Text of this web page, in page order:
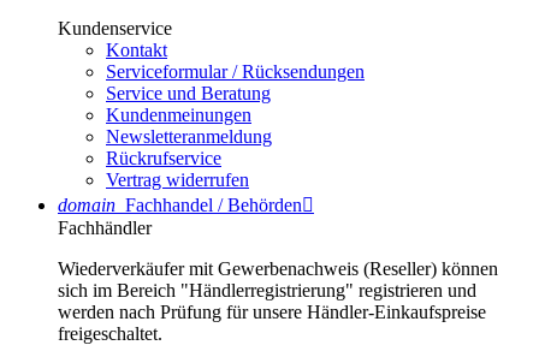
Kundenservice
Kontakt
Serviceformular / Rücksendungen
Service und Beratung
Kundenmeinungen
Newsletteranmeldung
Rückrufservice
Vertrag widerrufen
domain Fachhandel / Behörden
Fachhändler
Wiederverkäufer mit Gewerbenachweis (Reseller) können
sich im Bereich "Händlerregistrierung" registrieren und
werden nach Prüfung für unsere Händler-Einkaufspreise
freigeschaltet.